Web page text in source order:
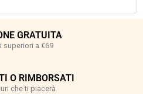
GRATUITA
superiori a €69
O RIMBORSATI
che ti piacerà